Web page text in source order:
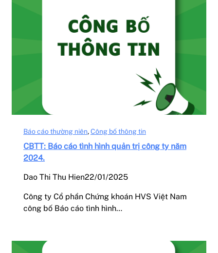
Báo cáo thường niên, Công bố thông tin
CBTT: Báo cáo tình hình quản trị công ty năm
2024.
Dao Thi Thu Hien22/01/2025
Công ty Cổ phần Chứng khoán HVS Việt Nam
công bố Báo cáo tình hình…